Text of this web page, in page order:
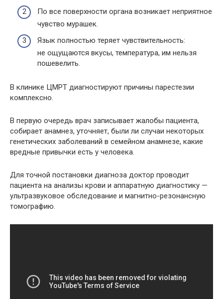
По все поверхности органа возникает неприятное
чувство мурашек.
Язык полностью теряет чувствительность:
не ощущаются вкусы, температура, им нельзя
пошевелить.
В клинике ЦМРТ диагностируют причины парестезии
комплексно.
В первую очередь врач записывает жалобы пациента,
собирает анамнез, уточняет, были ли случаи некоторых
генетических заболеваний в семейном анамнезе, какие
вредные привычки есть у человека.
Для точной постановки диагноза доктор проводит
пациента на анализы крови и аппаратную диагностику —
ультразвуковое обследование и магнитно-резонансную
томографию.